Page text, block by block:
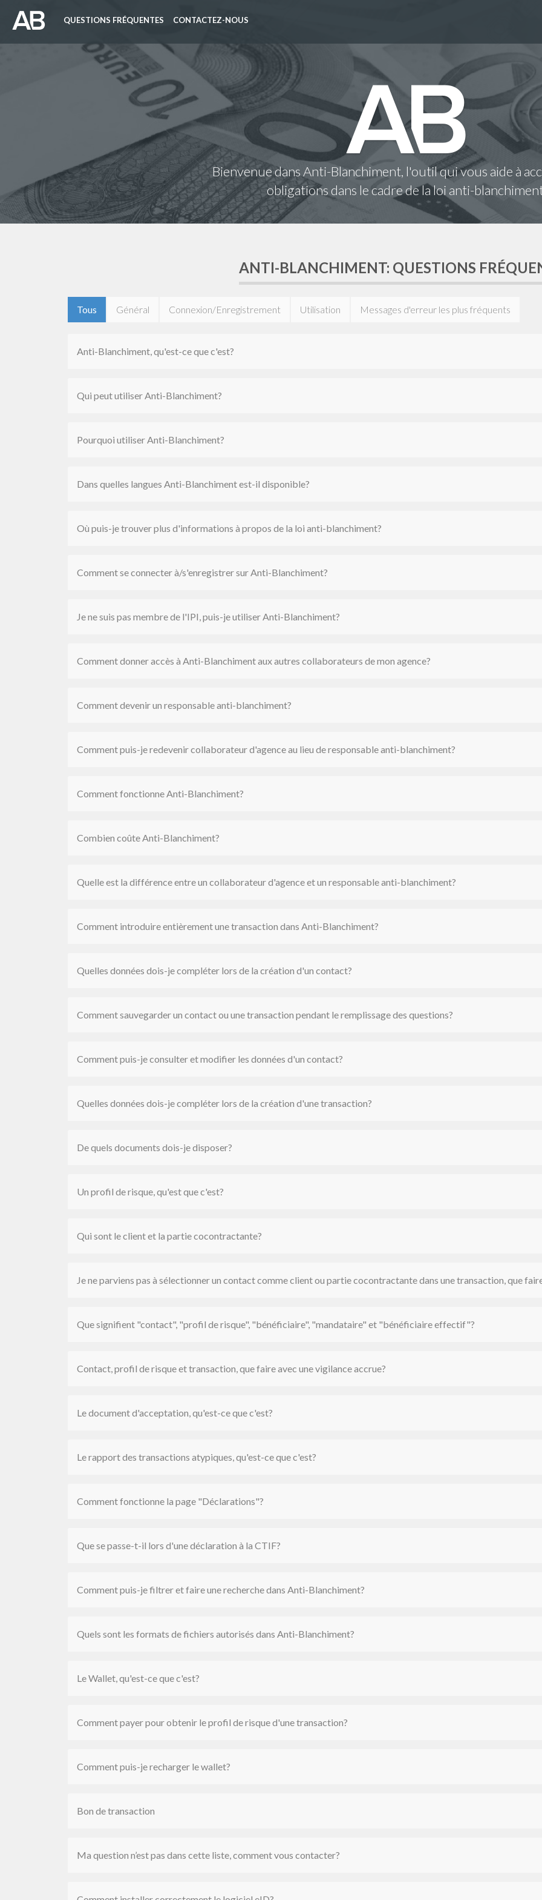
QUESTIONS FRÉQUENTES CONTACTEZ-NOUS
Bienvenue dans Anti-Blanchiment, l'outil qui vous aide à
obligations dans le cadre de la loi anti-
ANTI-BLANCHIMENT: QUESTIONS
Tous Général Connexion/Enregistrement Utilisation Messages d'erreur les plus fréquents
Anti-Blanchiment, qu'est-ce que c'est?
Qui peut utiliser Anti-Blanchiment?
Pourquoi utiliser Anti-Blanchiment?
Dans quelles langues Anti-Blanchiment est-il disponible?
Où puis-je trouver plus d'informations à propos de la loi anti-blanchiment?
Comment se connecter à/s'enregistrer sur Anti-Blanchiment?
Je ne suis pas membre de l'IPI, puis-je utiliser Anti-Blanchiment?
Comment donner accès à Anti-Blanchiment aux autres collaborateurs de mon agence?
Comment devenir un responsable anti-blanchiment?
Comment puis-je redevenir collaborateur d'agence au lieu de responsable anti-blanchiment?
Comment fonctionne Anti-Blanchiment?
Combien coûte Anti-Blanchiment?
Quelle est la différence entre un collaborateur d'agence et un responsable anti-blanchiment?
Comment introduire entièrement une transaction dans Anti-Blanchiment?
Quelles données dois-je compléter lors de la création d'un contact?
Comment sauvegarder un contact ou une transaction pendant le remplissage des questions?
Comment puis-je consulter et modifier les données d'un contact?
Quelles données dois-je compléter lors de la création d'une transaction?
De quels documents dois-je disposer?
Un profil de risque, qu'est que c'est?
Qui sont le client et la partie cocontractante?
Je ne parviens pas à sélectionner un contact comme client ou partie cocontractante dans une transaction, que
Que signifient "contact", "profil de risque", "bénéficiaire", "mandataire" et "bénéficiaire effectif"?
Contact, profil de risque et transaction, que faire avec une vigilance accrue?
Le document d'acceptation, qu'est-ce que c'est?
Le rapport des transactions atypiques, qu'est-ce que c'est?
Comment fonctionne la page "Déclarations"?
Que se passe-t-il lors d'une déclaration à la CTIF?
Comment puis-je filtrer et faire une recherche dans Anti-Blanchiment?
Quels sont les formats de fichiers autorisés dans Anti-Blanchiment?
Le Wallet, qu'est-ce que c'est?
Comment payer pour obtenir le profil de risque d'une transaction?
Comment puis-je recharger le wallet?
Bon de transaction
Ma question n’est pas dans cette liste, comment vous contacter?